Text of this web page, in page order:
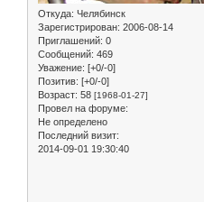
Откуда: Челябинск
Зарегистрирован: 2006-08-14
Приглашений: 0
Сообщений: 469
Уважение: [+0/-0]
Позитив: [+0/-0]
Возраст: 58 [1968-01-27]
Провел на форуме:
Не определено
Последний визит:
2014-09-01 19:30:40